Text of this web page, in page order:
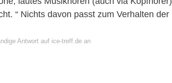
“ Nichts davon passt zum Verhalten der
Antwort auf ice-treff.de an